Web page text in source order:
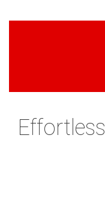
Effortless